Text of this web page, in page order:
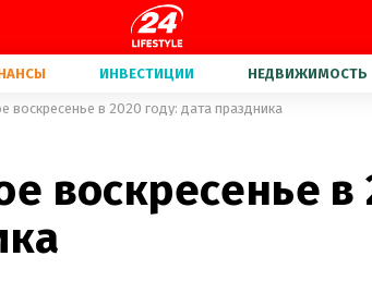
ИНВЕСТИЦИИ НЕДВИЖИМОСТЬ
воскресенье в 2020 году: дата праздника
воскресенье в